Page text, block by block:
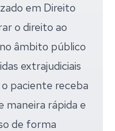
em Direito
o direito ao
âmbito público
extrajudiciais
paciente receba
maneira rápida e
de forma